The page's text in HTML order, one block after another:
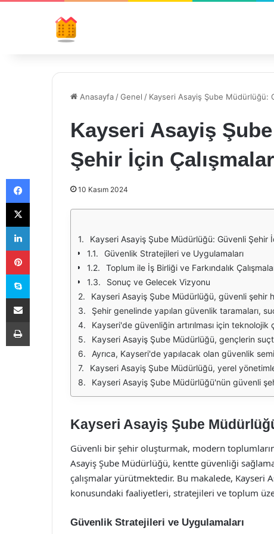
Anasayfa /Genel / Kayseri Asayiş Şube Müdürlüğü:
Kayseri Asayiş
Şehir İçin Çalışmalar
10 Kasım 2024
Kayseri Asayiş Şube Müdürlüğü: Güvenli Şehir
Güvenlik Stratejileri ve Uygulamaları
Toplum ile İş Birliği ve Farkındalık
Sonuç ve Gelecek Vizyonu
Kayseri Asayiş Şube Müdürlüğü, güvenli şehir hedefleri doğrultusunda çeşitli projeler ve uygulamalar geliştirmektedir. Bu çalışmalar, toplumun huzurunu sağlamaya yönelik stratejilerin bir parçası olarak değerlendirilmektedir.
Şehir genelinde yapılan güvenlik taramaları, suç oranlarının azaltılması için önemli bir adım olarak öne çıkmaktadır. Kayseri Asayiş Şube Müdürlüğü, çeşitli ekiplerle birlikte, şehrin farklı
Kayseri'de güvenliğin artırılması için teknolojik çözümler de devreye alınmıştır. Akıllı kamera sistemleri ve mobil uygulamalar, suç öncesi, suç anı ve sonrası için önemli veriler sağlamaktadır.
Kayseri Asayiş Şube Müdürlüğü, gençlerin suçtan uzaklaştırılması için çeşitli sosyal projeler de geliştirmektedir. Spor ve sanat etkinlikleri gibi sosyal faaliyetler,
Ayrıca, Kayseri'de yapılacak olan güvenlik seminerleri, halkın güvenlik konusunda daha fazla bilgi sahibi olmasını hedeflemektedir. Bu seminerlerde,
Kayseri Asayiş Şube Müdürlüğü, yerel yönetimle işbirliği yaparak, şehirdeki güvenlik sorunlarına bütüncül bir yaklaşım geliştirmektedir. Altyapı iyileştirmeleri, aydınlatma projeleri ve
Kayseri Asayiş Şube Müdürlüğü'nün güvenli şehir hedefleri doğrultusunda yürüttüğü çalışmalar, hem yerel halkın güvenliğini sağlamakta hem de suç oranlarının düşürülmesine katkı
Kayseri Asayiş Şube
Güvenli bir şehir oluşturmak, modern
Asayiş Şube Müdürlüğü, kentte güvenliği
çalışmalar yürütmektedir. Bu makalede, Kayseri
konusundaki faaliyetleri, stratejileri ve toplum
Güvenlik Stratejileri ve Uygulamaları
Facebook
X
LinkedIn
Pinterest
Skype
E-Posta ile paylaş